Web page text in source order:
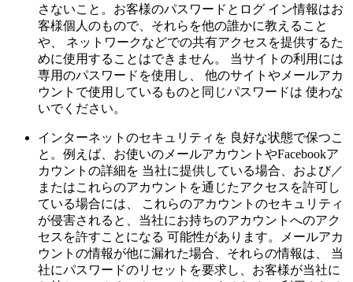
さないこと。お客様のパスワードとログ イン情報はお
客様個人のもので、それらを他の誰かに教えること
や、 ネットワークなどでの共有アクセスを提供するた
めに使用することはできません。 当サイトの利用には
専用のパスワードを使用し、 他のサイトやメールアカ
ウントで使用しているものと同じパスワードは 使わな
いでください。
インターネットのセキュリティを 良好な状態で保つこ
と。例えば、お使いのメールアカウントやFacebookア
カウントの詳細を 当社に提供している場合、および／
またはこれらのアカウントを通じたアクセスを許可し
ている場合には、 これらのアカウントのセキュリティ
が侵害されると、当社にお持ちのアカウントへのアク
セスを許すことになる 可能性があります。メールアカ
ウントの情報が他に漏れた場合、それらの情報は、 当
社にパスワードのリセットを要求し、お客様が当社に